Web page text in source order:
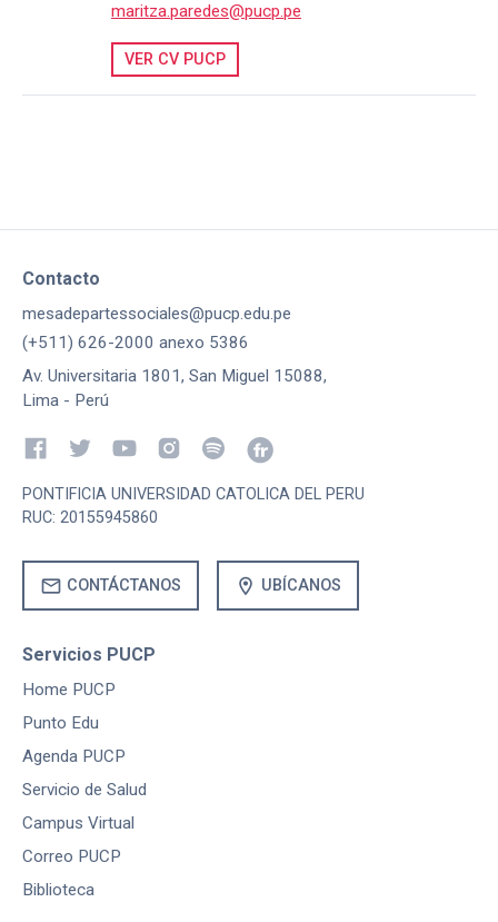
maritza.paredes@pucp.pe
VER CV PUCP
Contacto
mesadepartessociales@pucp.edu.pe
(+511) 626-2000 anexo 5386
Av. Universitaria 1801, San Miguel 15088,
Lima - Perú
PONTIFICIA UNIVERSIDAD CATOLICA DEL PERU
RUC: 20155945860
mail CONTÁCTANOS location_on UBÍCANOS
Servicios PUCP
Home PUCP
Punto Edu
Agenda PUCP
Servicio de Salud
Campus Virtual
Correo PUCP
Biblioteca